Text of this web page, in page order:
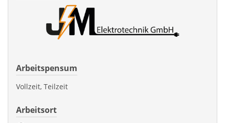
Arbeitspensum
Vollzeit, Teilzeit
Arbeitsort